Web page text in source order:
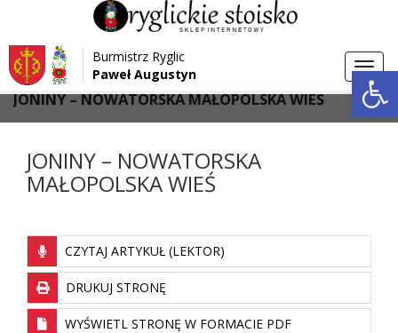
Przejdź do menu
Przejdź do głównej treści strony
Przejdź do stopki strony
Burmistrz Ryglic
Paweł Augustyn
Strona główna > Aktualności
JONINY – NOWATORSKA MAŁOPOLSKA WIEŚ
JONINY – NOWATORSKA
MAŁOPOLSKA WIEŚ
CZYTAJ ARTYKUŁ (LEKTOR)
DRUKUJ STRONĘ
WYŚWIETL STRONĘ W FORMACIE PDF